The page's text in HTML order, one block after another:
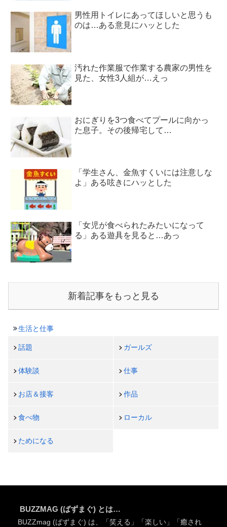
男性用トイレにあってほしいと思うも
のは…ある意見にハッとした
汚れた作業服で作業する農家の男性を
見た、女性3人組が…えっ
おにぎりを3つ食べてプールに向かっ
た息子。その後帰宅して…
「学生さん、金魚すくいには注意しな
よ」ある呟きにハッとした
「女児が食べられたみたいになって
る」ある遊具を見ると…あっ
新着記事をもっと見る
生活と仕事
話題 ガールズ
体験談 仕事
お店＆接客 作品
食べ物 ローカル
ためになる
BUZZMAG (ばずまぐ) とは…
BUZZmag (ばずまぐ) は、「笑える」「楽しい」「癒され